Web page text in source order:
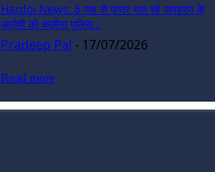
Hardoi News: 6 माह से फरार चल रहे अपहरण के
आरोपी को कछौना पुलिस...
Pradeep Pal - 17/07/2026
Read more